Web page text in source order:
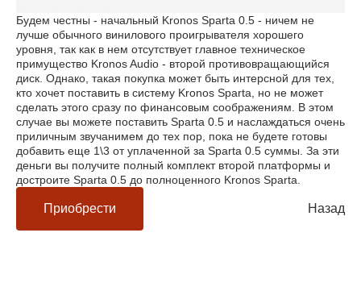
Будем честны - начальный Kronos Sparta 0.5 - ничем не
лучше обычного винилового проигрывателя хорошего
уровня, так как в нем отсутствует главное техническое
примущество Kronos Audio - второй противовращающийся
диск. Однако, такая покупка может быть интерсной для тех,
кто хочет поставить в систему Kronos Sparta, но не может
сделать этого сразу по финансовым соображениям. В этом
случае вы можете поставить Sparta 0.5 и наслаждаться очень
приличным звучанимем до тех пор, пока не будете готовы
добавить еще 1\3 от уплаченной за Sparta 0.5 суммы. За эти
деньги вы получите полный комплект второй платформы и
достроите Sparta 0.5 до полноценного Kronos Sparta.
Приобрести Назад